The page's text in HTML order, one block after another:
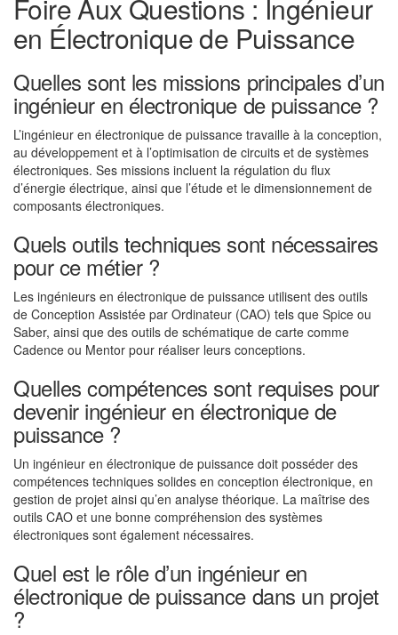
Foire Aux Questions : Ingénieur
en Électronique de Puissance
Quelles sont les missions principales d’un
ingénieur en électronique de puissance ?
L’ingénieur en électronique de puissance travaille à la conception,
au développement et à l’optimisation de circuits et de systèmes
électroniques. Ses missions incluent la régulation du flux
d’énergie électrique, ainsi que l’étude et le dimensionnement de
composants électroniques.
Quels outils techniques sont nécessaires
pour ce métier ?
Les ingénieurs en électronique de puissance utilisent des outils
de Conception Assistée par Ordinateur (CAO) tels que Spice ou
Saber, ainsi que des outils de schématique de carte comme
Cadence ou Mentor pour réaliser leurs conceptions.
Quelles compétences sont requises pour
devenir ingénieur en électronique de
puissance ?
Un ingénieur en électronique de puissance doit posséder des
compétences techniques solides en conception électronique, en
gestion de projet ainsi qu’en analyse théorique. La maîtrise des
outils CAO et une bonne compréhension des systèmes
électroniques sont également nécessaires.
Quel est le rôle d’un ingénieur en
électronique de puissance dans un projet
?